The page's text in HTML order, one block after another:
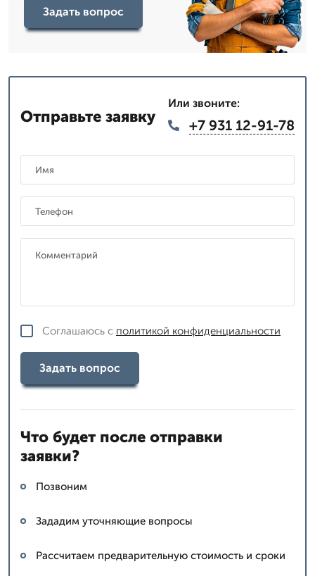
Задать вопрос
Отправьте заявку
Или звоните:
+7 931 12-91-78
Соглашаюсь с политикой конфиденциальности
Задать вопрос
Что будет после отправки
заявки?
Позвоним
Зададим уточняющие вопросы
Рассчитаем предварительную стоимость и сроки